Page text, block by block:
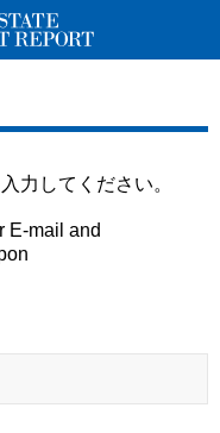
入力してください。
E-mail and